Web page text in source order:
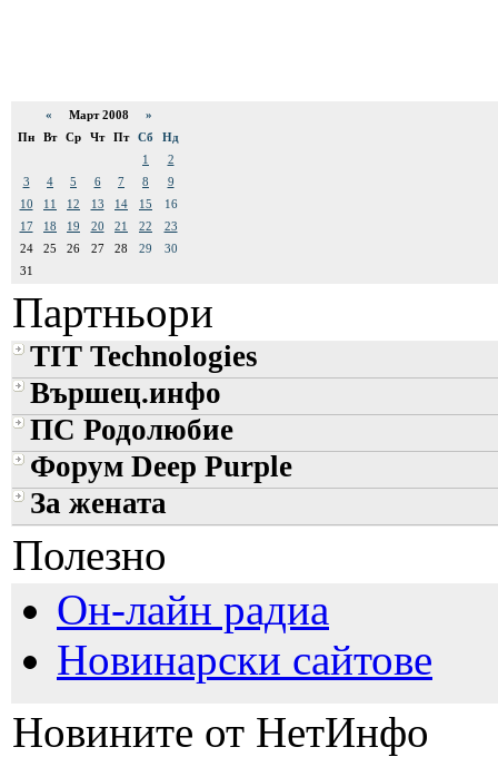
« Март 2008 »
Пн
Вт Ср Чт Пт Сб
Нд
1
2
3
4 5 6 7 8
9
10
11 12 13 14 15
16
17
18 19 20 21 22
23
24
25 26 27 28 29
30
31
Партньори
TIT Technologies
Вършец.инфо
ПС Родолюбие
Форум Deep Purple
За жената
Полезно
Он-лайн радиа
Новинарски сайтове
Новините от НетИнфо